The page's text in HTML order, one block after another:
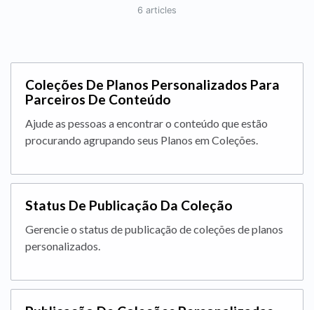
6 articles
Coleções De Planos Personalizados Para
Parceiros De Conteúdo
Ajude as pessoas a encontrar o conteúdo que estão
procurando agrupando seus Planos em Coleções.
Status De Publicação Da Coleção
Gerencie o status de publicação de coleções de planos
personalizados.